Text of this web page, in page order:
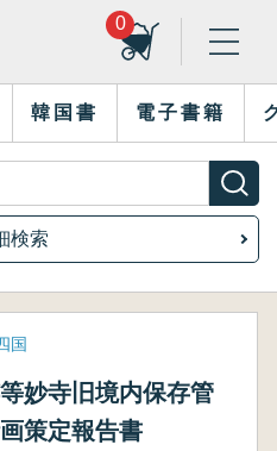
0
韓国書 電子書籍
検索
国
妙寺旧境内保存管
策定報告書